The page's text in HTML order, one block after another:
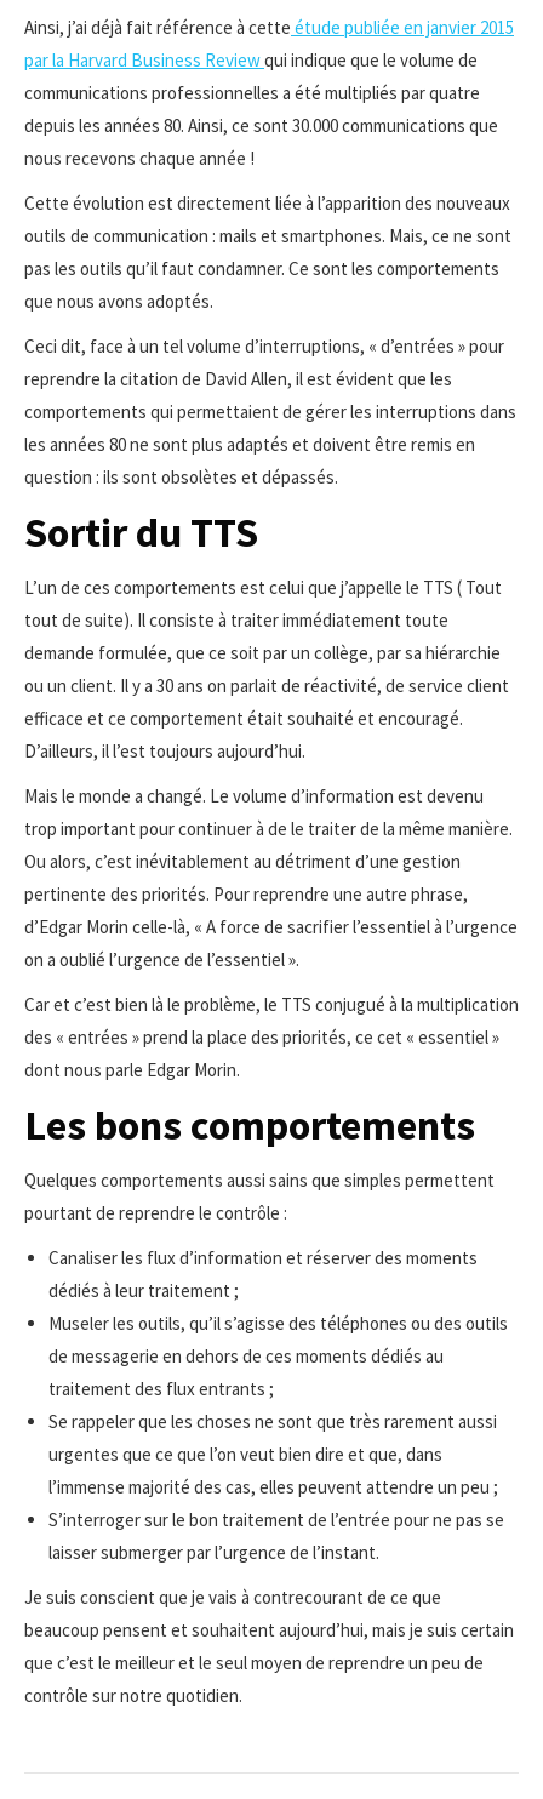
Ainsi, j’ai déjà fait référence à cette étude publiée en janvier 2015
par la Harvard Business Reviewqui indique que le volume de
communications professionnelles a été multipliés par quatre
depuis les années 80. Ainsi, ce sont 30.000 communications que
nous recevons chaque année !
Cette évolution est directement liée à l’apparition des nouveaux
outils de communication : mails et smartphones. Mais, ce ne sont
pas les outils qu’il faut condamner. Ce sont les comportements
que nous avons adoptés.
Ceci dit, face à un tel volume d’interruptions, « d’entrées » pour
reprendre la citation de David Allen, il est évident que les
comportements qui permettaient de gérer les interruptions dans
les années 80 ne sont plus adaptés et doivent être remis en
question : ils sont obsolètes et dépassés.
Sortir du TTS
L’un de ces comportements est celui que j’appelle le TTS ( Tout
tout de suite). Il consiste à traiter immédiatement toute
demande formulée, que ce soit par un collège, par sa hiérarchie
ou un client. Il y a 30 ans on parlait de réactivité, de service client
efficace et ce comportement était souhaité et encouragé.
D’ailleurs, il l’est toujours aujourd’hui.
Mais le monde a changé. Le volume d’information est devenu
trop important pour continuer à de le traiter de la même manière.
Ou alors, c’est inévitablement au détriment d’une gestion
pertinente des priorités. Pour reprendre une autre phrase,
d’Edgar Morin celle-là, « A force de sacrifier l’essentiel à l’urgence
on a oublié l’urgence de l’essentiel ».
Car et c’est bien là le problème, le TTS conjugué à la multiplication
des « entrées » prend la place des priorités, ce cet « essentiel »
dont nous parle Edgar Morin.
Les bons comportements
Quelques comportements aussi sains que simples permettent
pourtant de reprendre le contrôle :
Canaliser les flux d’information et réserver des moments
dédiés à leur traitement ;
Museler les outils, qu’il s’agisse des téléphones ou des outils
de messagerie en dehors de ces moments dédiés au
traitement des flux entrants ;
Se rappeler que les choses ne sont que très rarement aussi
urgentes que ce que l’on veut bien dire et que, dans
l’immense majorité des cas, elles peuvent attendre un peu ;
S’interroger sur le bon traitement de l’entrée pour ne pas se
laisser submerger par l’urgence de l’instant.
Je suis conscient que je vais à contrecourant de ce que
beaucoup pensent et souhaitent aujourd’hui, mais je suis certain
que c’est le meilleur et le seul moyen de reprendre un peu de
contrôle sur notre quotidien.